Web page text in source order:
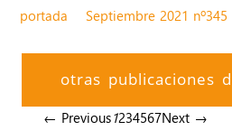
portada
Septiembre 2021 nº345
otras publicaciones
← Previous1234567Next →